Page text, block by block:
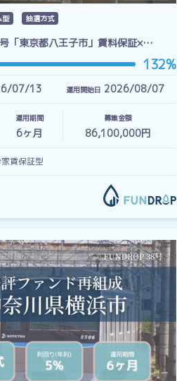
型 抽選方式
「東京都八王子市」賃料保証×…
132%
07/13 運用開始日 2026/08/07
運用期間
6ヶ月
募集金額
86,100,000円
賃保証型